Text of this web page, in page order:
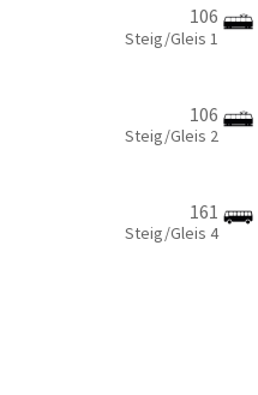
106
Steig/Gleis 1
106
Steig/Gleis 2
161
Steig/Gleis 4